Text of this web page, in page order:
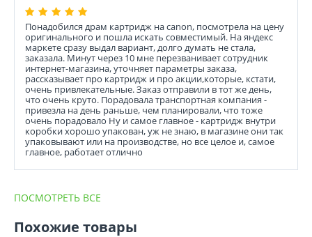
Понадобился драм картридж на canon, посмотрела на цену
оригинального и пошла искать совместимый. На яндекс
маркете сразу выдал вариант, долго думать не стала,
заказала. Минут через 10 мне перезванивает сотрудник
интернет-магазина, уточняет параметры заказа,
рассказывает про картридж и про акции,которые, кстати,
очень привлекательные. Заказ отправили в тот же день,
что очень круто. Порадовала транспортная компания -
привезла на день раньше, чем планировали, что тоже
очень порадовало Ну и самое главное - картридж внутри
коробки хорошо упакован, уж не знаю, в магазине они так
упаковывают или на производстве, но все целое и, самое
главное, работает отлично
ПОСМОТРЕТЬ ВСЕ
Похожие товары